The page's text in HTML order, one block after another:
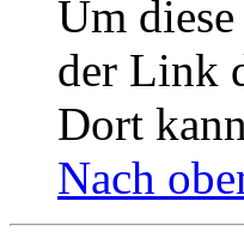
Um
der Link
Dort
Nach